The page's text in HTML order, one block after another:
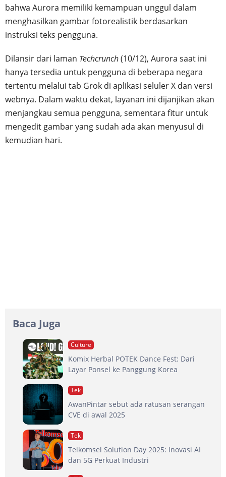
bahwa Aurora memiliki kemampuan unggul dalam
menghasilkan gambar fotorealistik berdasarkan
instruksi teks pengguna.
Dilansir dari laman Techcrunch(10/12), Aurora saat ini
hanya tersedia untuk pengguna di beberapa negara
tertentu melalui tab Grok di aplikasi seluler X dan versi
webnya. Dalam waktu dekat, layanan ini dijanjikan akan
menjangkau semua pengguna, sementara fitur untuk
mengedit gambar yang sudah ada akan menyusul di
kemudian hari.
Baca Juga
Culture
Komix Herbal POTEK Dance Fest: Dari
Layar Ponsel ke Panggung Korea
Tek
AwanPintar sebut ada ratusan serangan
CVE di awal 2025
Tek
Telkomsel Solution Day 2025: Inovasi AI
dan 5G Perkuat Industri